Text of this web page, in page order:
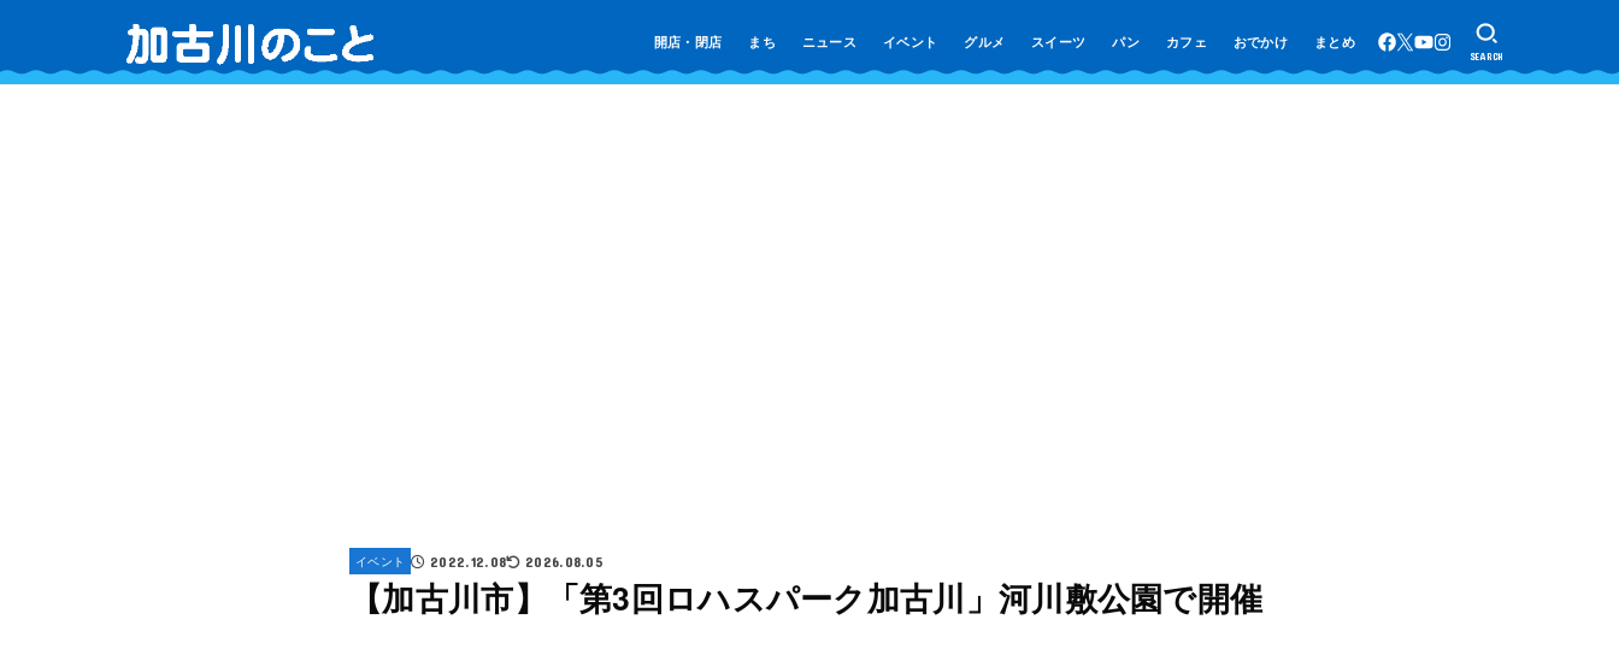
開店・閉店 まち ニュース イベント グルメ スイーツ パン カフェ おでかけ まとめ
SEARCH
イベント 2022.12.08 2026.08.05
【加古川市】「第3回ロハスパーク加古川」河川敷公園で開催